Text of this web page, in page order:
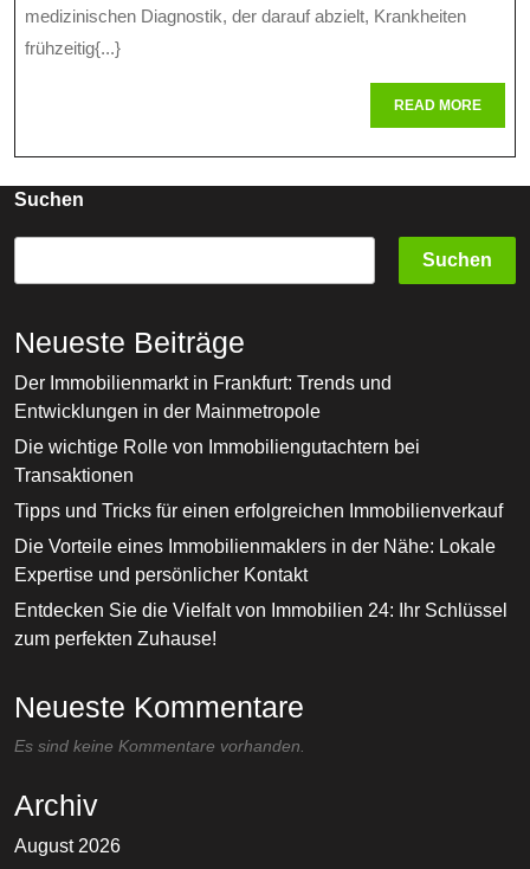
Durch
medizinischen Diagnostik, der darauf abzielt, Krankheiten
frühzeitig{...}
READ MOREREAD
MORE
Suchen
Suchen
Neueste Beiträge
Der Immobilienmarkt in Frankfurt: Trends und
Entwicklungen in der Mainmetropole
Die wichtige Rolle von Immobiliengutachtern bei
Transaktionen
Tipps und Tricks für einen erfolgreichen Immobilienverkauf
Die Vorteile eines Immobilienmaklers in der Nähe: Lokale
Expertise und persönlicher Kontakt
Entdecken Sie die Vielfalt von Immobilien 24: Ihr Schlüssel
zum perfekten Zuhause!
Neueste Kommentare
Es sind keine Kommentare vorhanden.
Archiv
August 2026